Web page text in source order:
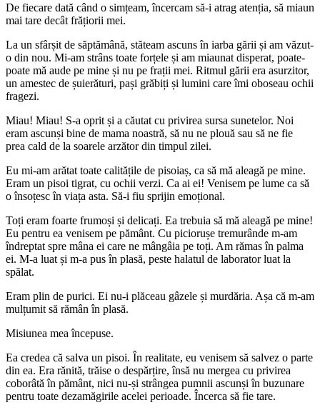
De fiecare dată când o simțeam, încercam să-i atrag atenția, să miaun
mai tare decât frățiorii mei.
La un sfârșit de săptămână, stăteam ascuns în iarba gării și am văzut-
o din nou. Mi-am strâns toate forțele și am miaunat disperat, poate-
poate mă aude pe mine și nu pe frații mei. Ritmul gării era asurzitor,
un amestec de șuierături, pași grăbiți și lumini care îmi oboseau ochii
fragezi.
Miau! Miau! S-a oprit și a căutat cu privirea sursa sunetelor. Noi
eram ascunși bine de mama noastră, să nu ne plouă sau să ne fie
prea cald de la soarele arzător din timpul zilei.
Eu mi-am arătat toate calitățile de pisoiaș, ca să mă aleagă pe mine.
Eram un pisoi tigrat, cu ochii verzi. Ca ai ei! Venisem pe lume ca să
o însoțesc în viața asta. Să-i fiu sprijin emoțional.
Toți eram foarte frumoși și delicați. Ea trebuia să mă aleagă pe mine!
Eu pentru ea venisem pe pământ. Cu piciorușe tremurânde m-am
îndreptat spre mâna ei care ne mângâia pe toți. Am rămas în palma
ei. M-a luat și m-a pus în plasă, peste halatul de laborator luat la
spălat.
Eram plin de purici. Ei nu-i plăceau gâzele și murdăria. Așa că m-am
mulțumit să rămân în plasă.
Misiunea mea începuse.
Ea credea că salva un pisoi. În realitate, eu venisem să salvez o parte
din ea. Era rănită, trăise o despărțire, însă nu mergea cu privirea
coborâtă în pământ, nici nu-și strângea pumnii ascunși în buzunare
pentru toate dezamăgirile acelei perioade. Încerca să fie tare.